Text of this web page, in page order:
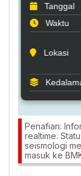
Penafian:
realtime.
seismologi
masuk ke